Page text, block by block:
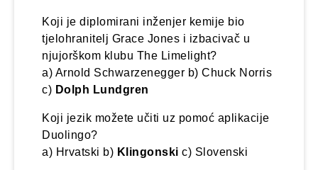
Koji je diplomirani inženjer kemije bio
tjelohranitelj Grace Jones i izbacivač u
njujorškom klubu The Limelight?
a) Arnold Schwarzenegger b) Chuck Norris
c) Dolph Lundgren
Koji jezik možete učiti uz pomoć aplikacije
Duolingo?
a) Hrvatski b) Klingonski c) Slovenski